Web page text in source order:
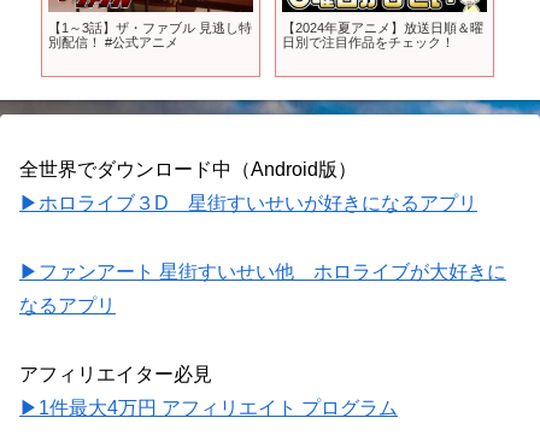
日本のゲーム開発者「実況動画の
メリットなさ過ぎどうにかしてく
ット不足の模様
色々荒れたヨウテイの評価が出る/
新作ゲームがswitch規制されるも
がガチャ無しでソシャゲ界隈どう
なる
全世界でダウンロード中（Android版）
▶ホロライブ３D 星街すいせいが好きになるアプリ
▶ファンアート 星街すいせい他 ホロライブが大好きに
なるアプリ
アフィリエイター必見
▶1件最大4万円 アフィリエイト プログラム